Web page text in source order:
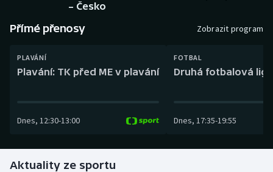
Biatlon
Boby a skeleton
Curling
Dostihy
Historické návraty
Aplikace ČT sport
AZ kvíz
– Česko
Přímé přenosy Zobrazit program
PLAVÁNÍ
Plavání: TK před ME v plavání
Dnes, 12:30-13:00
FOTBAL
Druhá fotbalová
Dnes, 17:35-19:55
Aktuality ze sportu